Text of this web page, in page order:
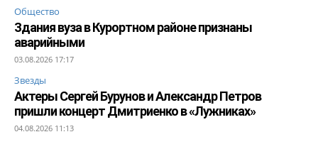
Общество
Здания вуза в Курортном районе признаны
аварийными
03.08.2026 17:17
Звезды
Актеры Сергей Бурунов и Александр Петров
пришли концерт Дмитриенко в «Лужниках»
04.08.2026 11:13